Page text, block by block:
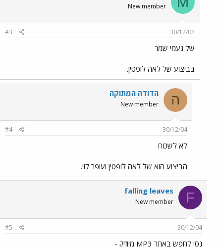
New member
30/12/04
#3
של נעמי שמר
בביצוע של לאה לופטין.
ה הדודה המתוקה
New member
30/12/04
#4
לא לשכוח
הביצוע הוא של לאה לופטין ועופר לוי.
F
falling leaves
New member
30/12/04
#5
נסי לחפש באתר MP3 מיוזיק -